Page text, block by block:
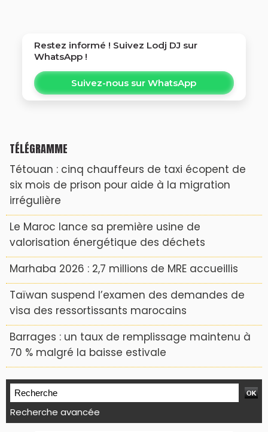
Restez informé ! Suivez Lodj DJ sur
WhatsApp !
Suivez-nous sur WhatsApp
TÉLÉGRAMME
Tétouan : cinq chauffeurs de taxi écopent de
six mois de prison pour aide à la migration
irrégulière
Le Maroc lance sa première usine de
valorisation énergétique des déchets
Marhaba 2026 : 2,7 millions de MRE accueillis
Taïwan suspend l’examen des demandes de
visa des ressortissants marocains
Barrages : un taux de remplissage maintenu à
70 % malgré la baisse estivale
Recherche avancée